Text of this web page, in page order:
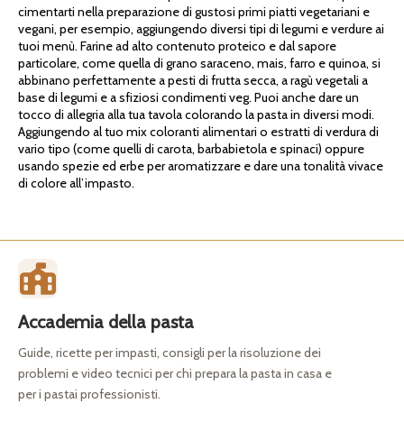
cimentarti nella preparazione di gustosi primi piatti vegetariani e
vegani, per esempio, aggiungendo diversi tipi di legumi e verdure ai
tuoi menù. Farine ad alto contenuto proteico e dal sapore
particolare, come quella di grano saraceno, mais, farro e quinoa, si
abbinano perfettamente a pesti di frutta secca, a ragù vegetali a
base di legumi e a sfiziosi condimenti veg. Puoi anche dare un
tocco di allegria alla tua tavola colorando la pasta in diversi modi.
Aggiungendo al tuo mix coloranti alimentari o estratti di verdura di
vario tipo (come quelli di carota, barbabietola e spinaci) oppure
usando spezie ed erbe per aromatizzare e dare una tonalità vivace
di colore all’impasto.
Accademia della pasta
Guide, ricette per impasti, consigli per la risoluzione dei
problemi e video tecnici per chi prepara la pasta in casa e
per i pastai professionisti.